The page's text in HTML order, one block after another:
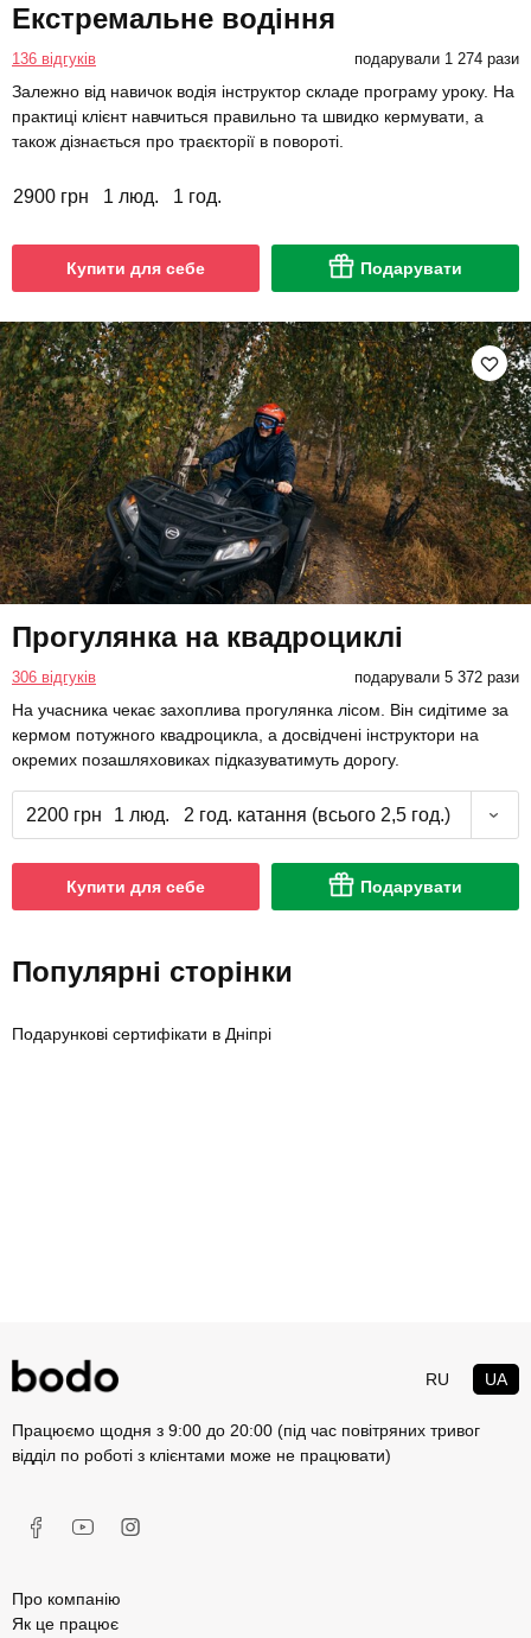
Екстремальне водіння
136 відгуків подарували 1 274 рази
Залежно від навичок водія інструктор складе програму уроку. На
практиці клієнт навчиться правильно та швидко кермувати, а
також дізнається про траєкторії в повороті.
2900 грн 1 люд. 1 год.
Купити для себе Подарувати
Прогулянка на квадроциклі
306 відгуків подарували 5 372 рази
На учасника чекає захоплива прогулянка лісом. Він сидітиме за
кермом потужного квадроцикла, а досвідчені інструктори на
окремих позашляховиках підказуватимуть дорогу.
2200 грн 1 люд. 2 год. катання (всього 2,5 год.)
Купити для себе Подарувати
Популярні сторінки
Подарункові сертифікати в Дніпрі
RU UA
Працюємо щодня з 9:00 до 20:00 (під час повітряних тривог
відділ по роботі з клієнтами може не працювати)
Про компанію
Як це працює